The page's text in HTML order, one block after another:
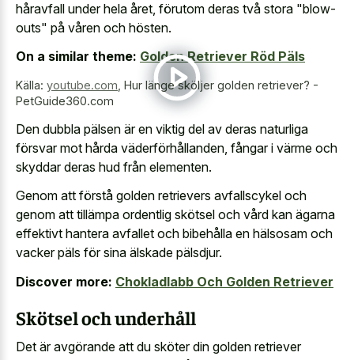
håravfall under hela året, förutom deras två stora "blow-
outs" på våren och hösten.
On a similar theme: Golden Retriever Röd Päls
Källa: youtube.com Hur länge sköljer golden retriever? -
PetGuide360.com
Den dubbla pälsen är en viktig del av deras naturliga
försvar mot hårda väderförhållanden, fångar i värme och
skyddar deras hud från elementen.
Genom att förstå golden retrievers avfallscykel och
genom att tillämpa ordentlig skötsel och vård kan ägarna
effektivt hantera avfallet och bibehålla en hälsosam och
vacker päls för sina älskade pälsdjur.
Discover more: Chokladlabb Och Golden Retriever
Skötsel och underhåll
Det är avgörande att du sköter din golden retriever